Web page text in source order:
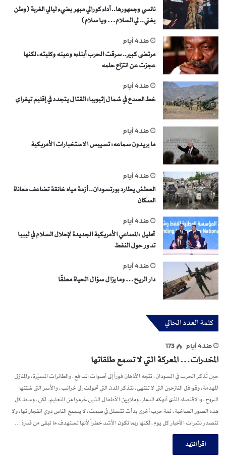
نانسي وجمهورها.. أداء كورالي مبهر يضيء ليالي الغربة (وطن
يغني.. لي السلام… ويا سلام)
منذ 4 أيام
مرتضى كبير.. سرقت الحرب أبناءه وعينه وكليته، لكنها
عجزت عن انتزاع حلمه
منذ 4 أيام
خط الصدع في شمال إثيوبيا: القتال يتجدد في إقليم تيغراي
منذ 4 أيام
ما يريدون سماعه: تسييس الاستخبارات الأمريكية
منذ 4 أيام
العطش يطارد بورتسودان.. أزمة مياه خانقة تضاعف معاناة
السكان
منذ 4 أيام
تحليل :المساعي الأمريكية الجديدة لإحلال السلام في ليبيا
تدور حول النفط
منذ 4 أيام
دار الريح… وما يزال سؤال الحياة معلقًا
كلمة العدد الحالي
منذ 4 أيام 173
المخدرات… المعركة التي لا تسمع طلقاتها
حين تُذكر الحرب في السودان، تتجه الأذهان فوراً إلى أصوات المدافع، والطائرات المسيّرة، والمنازل
المهدمة، وقوافل النازحين التي لا تنتهي. نتذكر المدن التي تحولت إلى خرائب، والأسر التي شتتها
النزوح، والاقتصاد الذي أنهكه الدمار، وملايين الأطفال الذين حُرموا من التعليم. لكن، وسط كل
هذه الصور الصاخبة، ثمة حرب أخرى بدأت تتسلل في صمت، لا يسمع الناس دوي انفجاراتها، ولا
تتصدر نشرات الأخبار كل يوم، لكنها ربما تكون الأشد خطراً لأنها تستهدف ما تبقى من قدرة…
اقرأ المزيد